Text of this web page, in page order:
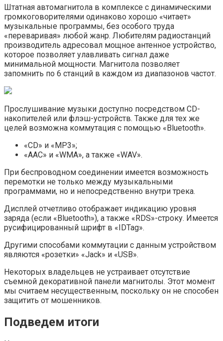
Штатная автомагнитола в комплексе с динамическими
громкоговорителями одинаково хорошо «читает»
музыкальные программы, без особого труда
«переваривая» любой жанр. Любителям радиостанций
производитель адресовал мощное антенное устройство,
которое позволяет улавливать сигнал даже
минимальной мощности. Магнитола позволяет
запомнить по 6 станций в каждом из диапазонов частот.
Прослушивание музыки доступно посредством CD-
накопителей или флэш-устройств. Также для тех же
целей возможна коммутация с помощью «Bluetooth».
«CD» и «MP3»;
«AAC» и «WMA», а также «WAV».
При беспроводном соединении имеется возможность
перемотки не только между музыкальными
программами, но и непосредственно внутри трека.
Дисплей отчетливо отображает индикацию уровня
заряда (если «Bluetooth»), а также «RDS»-строку. Имеется
русифицированный шрифт в «IDTag».
Другими способами коммутации с данным устройством
являются «розетки» «Jack» и «USB».
Некоторых владельцев не устраивает отсутствие
съемной декоративной панели магнитолы. Этот момент
мы считаем несущественным, поскольку он не способен
защитить от мошенников.
Подведем итоги